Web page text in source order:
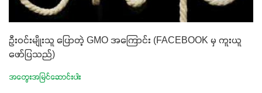
ဦးဝင်းမျိုးသူ ပြောတဲ့ GMO အကြောင်း (FACEBOOK မှ ကူးယူ
ဖော်ပြသည်)
အတွေးအမြင်ဆောင်းပါး